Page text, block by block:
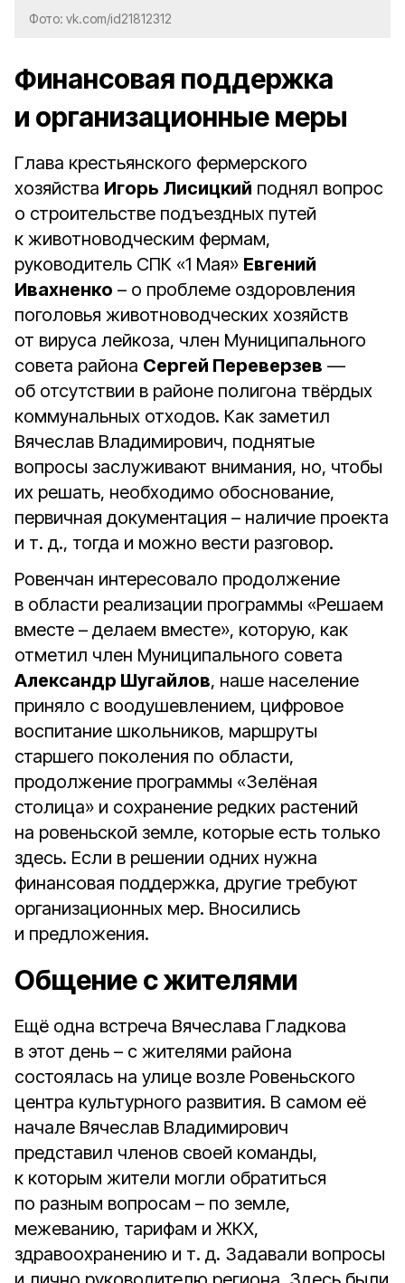
Фото: vk.com/id21812312
Финансовая поддержка
и организационные меры
Глава крестьянского фермерского
хозяйства Игорь Лисицкий поднял вопрос
о строительстве подъездных путей
к животноводческим фермам,
руководитель СПК «1 Мая» Евгений
Ивахненко – о проблеме оздоровления
поголовья животноводческих хозяйств
от вируса лейкоза, член Муниципального
совета района Сергей Переверзев —
об отсутствии в районе полигона твёрдых
коммунальных отходов. Как заметил
Вячеслав Владимирович, поднятые
вопросы заслуживают внимания, но, чтобы
их решать, необходимо обоснование,
первичная документация – наличие проекта
и т. д., тогда и можно вести разговор.
Ровенчан интересовало продолжение
в области реализации программы «Решаем
вместе – делаем вместе», которую, как
отметил член Муниципального совета
Александр Шугайлов, наше население
приняло с воодушевлением, цифровое
воспитание школьников, маршруты
старшего поколения по области,
продолжение программы «Зелёная
столица» и сохранение редких растений
на ровеньской земле, которые есть только
здесь. Если в решении одних нужна
финансовая поддержка, другие требуют
организационных мер. Вносились
и предложения.
Общение с жителями
Ещё одна встреча Вячеслава Гладкова
в этот день – с жителями района
состоялась на улице возле Ровеньского
центра культурного развития. В самом её
начале Вячеслав Владимирович
представил членов своей команды,
к которым жители могли обратиться
по разным вопросам – по земле,
межеванию, тарифам и ЖКХ,
здравоохранению и т. д. Задавали вопросы